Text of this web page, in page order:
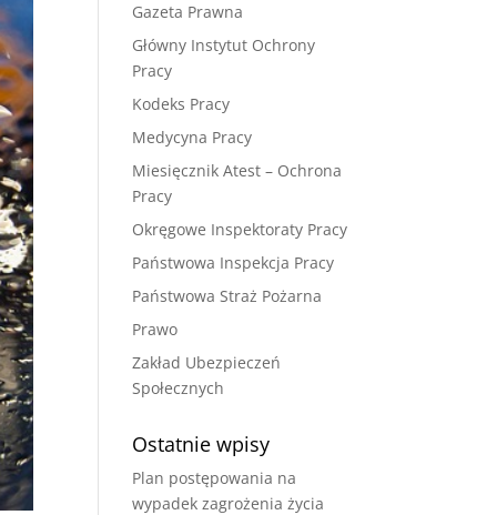
Gazeta Prawna
Główny Instytut Ochrony
Pracy
Kodeks Pracy
Medycyna Pracy
Miesięcznik Atest – Ochrona
Pracy
Okręgowe Inspektoraty Pracy
Państwowa Inspekcja Pracy
Państwowa Straż Pożarna
Prawo
Zakład Ubezpieczeń
Społecznych
Ostatnie wpisy
Plan postępowania na
wypadek zagrożenia życia